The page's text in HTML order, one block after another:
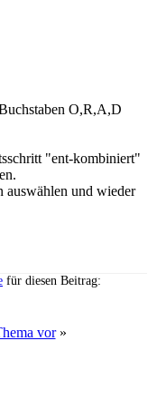
O,R,A,D
"ent-kombiniert"
auswählen und wieder
für diesen Beitrag:
vor»